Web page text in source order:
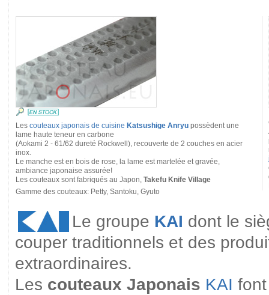
Les couteaux japonais de cuisine Katsushige Anryu possèdent une
lame haute teneur en carbone
(Aokami 2 - 61/62 dureté Rockwell), recouverte de 2 couches en acier
inox.
Le manche est en bois de rose, la lame est martelée et gravée,
ambiance japonaise assurée!
Les couteaux sont fabriqués au Japon, Takefu Knife Village
Gamme des couteaux: Petty, Santoku, Gyuto
Le groupe KAI dont le
couper traditionnels et des
extraordinaires.
Les couteaux Japonais KAI